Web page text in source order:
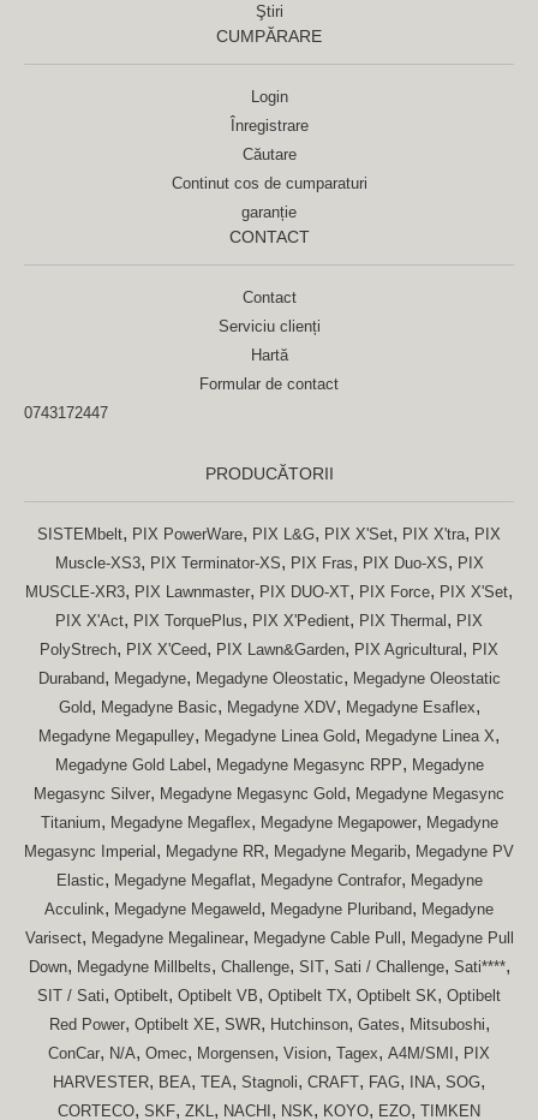
Ştiri
CUMPĂRARE
Login
Înregistrare
Căutare
Continut cos de cumparaturi
garanție
CONTACT
Contact
Serviciu clienți
Hartă
Formular de contact
0743172447
PRODUCĂTORII
SISTEMbelt, PIX PowerWare, PIX L&G, PIX X'Set, PIX X'tra, PIX
Muscle-XS3, PIX Terminator-XS, PIX Fras, PIX Duo-XS, PIX
MUSCLE-XR3, PIX Lawnmaster, PIX DUO-XT, PIX Force, PIX X'Set,
PIX X'Act, PIX TorquePlus, PIX X'Pedient, PIX Thermal, PIX
PolyStrech, PIX X'Ceed, PIX Lawn&Garden, PIX Agricultural, PIX
Duraband, Megadyne, Megadyne Oleostatic, Megadyne Oleostatic
Gold, Megadyne Basic, Megadyne XDV, Megadyne Esaflex,
Megadyne Megapulley, Megadyne Linea Gold, Megadyne Linea X,
Megadyne Gold Label, Megadyne Megasync RPP, Megadyne
Megasync Silver, Megadyne Megasync Gold, Megadyne Megasync
Titanium, Megadyne Megaflex, Megadyne Megapower, Megadyne
Megasync Imperial, Megadyne RR, Megadyne Megarib, Megadyne PV
Elastic, Megadyne Megaflat, Megadyne Contrafor, Megadyne
Acculink, Megadyne Megaweld, Megadyne Pluriband, Megadyne
Varisect, Megadyne Megalinear, Megadyne Cable Pull, Megadyne Pull
Down, Megadyne Millbelts, Challenge, SIT, Sati / Challenge, Sati****,
SIT / Sati, Optibelt, Optibelt VB, Optibelt TX, Optibelt SK, Optibelt
Red Power, Optibelt XE, SWR, Hutchinson, Gates, Mitsuboshi,
ConCar, N/A, Omec, Morgensen, Vision, Tagex, A4M/SMI, PIX
HARVESTER, BEA, TEA, Stagnoli, CRAFT, FAG, INA, SOG,
CORTECO, SKF, ZKL , NACHI, NSK, KOYO, EZO, TIMKEN